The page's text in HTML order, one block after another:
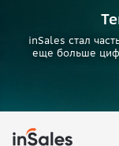
inSales стал
еще больше